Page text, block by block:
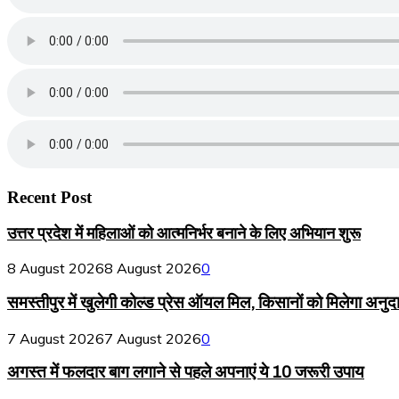
Recent Post
उत्तर प्रदेश में महिलाओं को आत्मनिर्भर बनाने के लिए अभियान शुरू
8 August 20268 August 20260
समस्तीपुर में खुलेगी कोल्ड प्रेस ऑयल मिल, किसानों को मिलेगा
7 August 20267 August 20260
अगस्त में फलदार बाग लगाने से पहले अपनाएं ये 10 जरूरी उपाय